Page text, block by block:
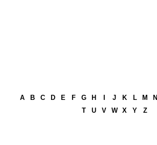
A B C D E F G H J K L M N
T
U V W X Y Z